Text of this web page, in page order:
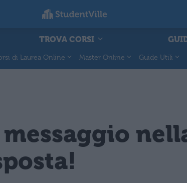
TROVA CORSI
di Laurea Online Master Online Guide Utili